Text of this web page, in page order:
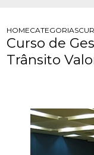
HOMECATEGORIAS
Curso de
Trânsito